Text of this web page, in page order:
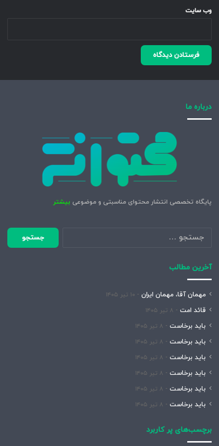
وب‌ سایت
درباره ما
پایگاه تخصصی انتشار محتوای مناسبتی و موضوعی بیشتر
جستجو
برای:
آخرین مطالب
مهمان آقا، مهمان ایران ۱۰ تیر ۱۴۰۵
قائد امت ۸ تیر ۱۴۰۵
باید برخاست ۸ تیر ۱۴۰۵
باید برخاست ۸ تیر ۱۴۰۵
باید برخاست ۸ تیر ۱۴۰۵
باید برخاست ۸ تیر ۱۴۰۵
باید برخاست ۸ تیر ۱۴۰۵
باید برخاست ۸ تیر ۱۴۰۵
برچسب‌های پر کاربرد